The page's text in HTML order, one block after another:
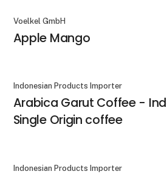
Voelkel GmbH
Apple Mango
Indonesian Products Importer
Arabica Garut Coffee -
Single Origin coffee
Indonesian Products Importer